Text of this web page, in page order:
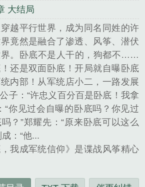
大结局
越平行世界，成为同名同姓的许
竟然是融合了渗透、风筝、潜伏
界。卧底不是人干的，狗都不……
还是双面卧底！开局就自曝卧底
内部！从军统店小二，一路发展
子：“许忠义百分百是卧底！我拿
“你见过会自曝的卧底吗？你见过
？”郑耀先：“原来卧底可以这么
：“他...
，我成军统信仰》是谍战风筝精心